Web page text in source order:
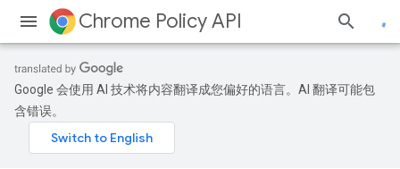
Chrome Policy API
Google 会使用 AI 技术将内容翻译成您偏好的语言。AI 翻译可能包
含错误。